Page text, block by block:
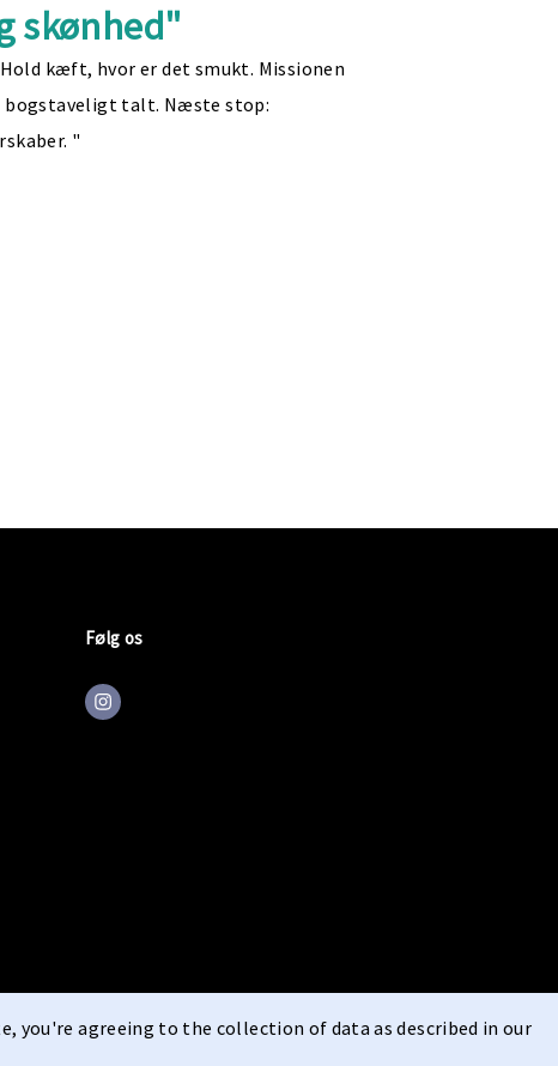
skønhed"
kæft, hvor er det smukt. Missionen
talt. Næste stop:
"
Følg os
you're agreeing to the collection of data as described in our